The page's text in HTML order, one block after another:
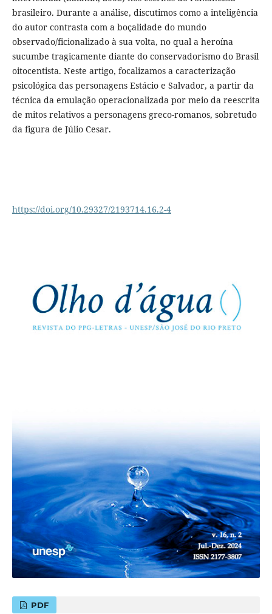
brasileiro. Durante a análise, discutimos como a inteligência
do autor contrasta com a boçalidade do mundo
observado/ficionalizado à sua volta, no qual a heroína
sucumbe tragicamente diante do conservadorismo do Brasil
oitocentista. Neste artigo, focalizamos a caracterização
psicológica das personagens Estácio e Salvador, a partir da
técnica da emulação operacionalizada por meio da reescrita
de mitos relativos a personagens greco-romanos, sobretudo
da figura de Júlio Cesar.
https://doi.org/10.29327/2193714.16.2-4
PDF